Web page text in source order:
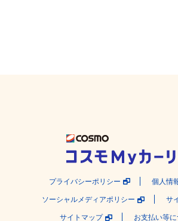
プライバシーポリシー 個人情
ソーシャルメディアポリシー サ
サイトマップ お支払い等